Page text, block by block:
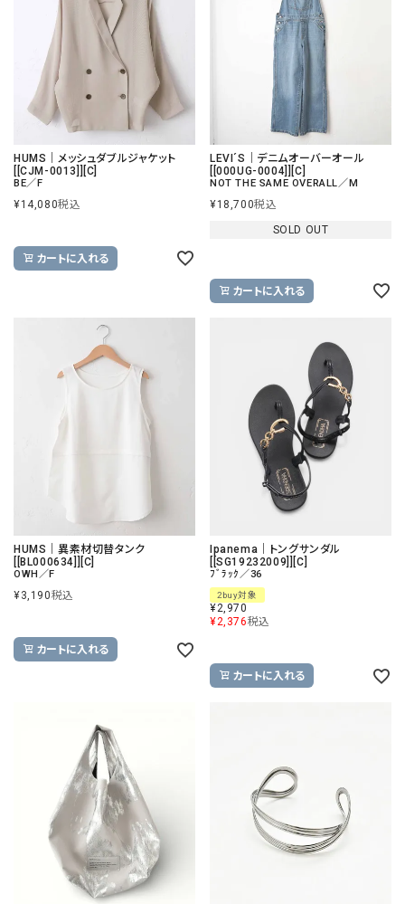
HUMS｜メッシュダブルジャケット
[[CJM-0013]][C]
BE／F
¥14,080税込
カートに入れる
LEVI´S｜デニムオーバーオール
[[000UG-0004]][C]
NOT THE SAME OVERALL／M
¥18,700税込
SOLD OUT
カートに入れる
HUMS｜異素材切替タンク
[[BL000634]][C]
OWH／F
¥3,190税込
カートに入れる
Ipanema｜トングサンダル
[[SG19232009]][C]
ﾌﾞﾗｯｸ／36
2buy対象
¥2,970
¥2,376税込
カートに入れる